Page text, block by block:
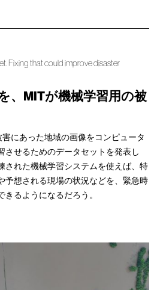
Fixing that could improve disaster
、MITが機械学習用の被
にあった地域の画像をコンピュータ
させるためのデータセットを発表し
された機械学習システムを使えば、特
予想される現場の状況などを、緊急時
るようになるだろう。